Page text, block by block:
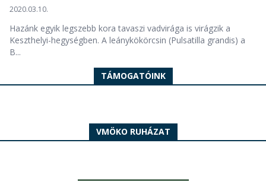
2020.03.10.
Hazánk egyik legszebb kora tavaszi vadvirága is virágzik a
Keszthelyi-hegységben. A leánykökörcsin (Pulsatilla grandis) a
B...
TÁMOGATÓINK
VMÖKO RUHÁZAT